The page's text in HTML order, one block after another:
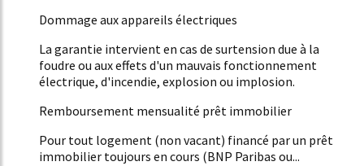
Dommage aux appareils électriques
La garantie intervient en cas de surtension due à la
foudre ou aux effets d'un mauvais fonctionnement
électrique, d'incendie, explosion ou implosion.
Remboursement mensualité prêt immobilier
Pour tout logement (non vacant) financé par un prêt
immobilier toujours en cours (BNP Paribas ou...